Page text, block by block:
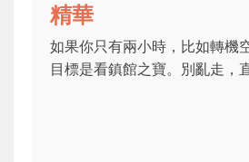
精華
如果你只有兩小時，比如轉機
目標是看鎮館之寶。別亂走，